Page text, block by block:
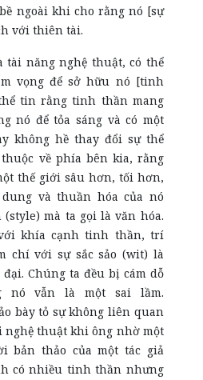
ngoài khi cho rằng nó [sự
với thiên tài.
tài năng nghệ thuật, có thể
vọng để sở hữu nó [tinh
tin rằng tinh thần mang
nó để tỏa sáng và có một
không hề thay đổi sự thể
về phía bên kia, rằng
thế giới sâu hơn, tối hơn,
và thuần hóa của nó
mà ta gọi là văn hóa.
khía cạnh tinh thần, trí
chí với sự sắc sảo (wit) là
Chúng ta đều bị cám dỗ
nó vẫn là một sai lầm.
bày tỏ sự không liên quan
thuật khi ông nhờ một
bản thảo của một tác giả
có nhiều tinh thần nhưng